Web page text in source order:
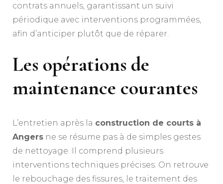
contrats annuels, garantissant un suivi
périodique avec interventions programmées,
afin d’anticiper plutôt que de réparer.
Les opérations de
maintenance courantes
L’entretien après la construction de courts à
Angers ne se résume pas à de simples gestes
de nettoyage. Il comprend plusieurs
interventions techniques précises. On retrouve
le rebouchage des fissures, le traitement des